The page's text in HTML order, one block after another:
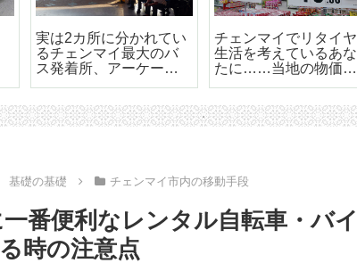
実は2カ所に分かれてい
るチェンマイ最大のバ
ス発着所、アーケード
チェンマイでリタイヤ
生活を考えているあな
たに……当地の物価は
基礎の基礎 チェンマイ市内の移動手段
番便利なレンタル自転車・バイ
時の注意点